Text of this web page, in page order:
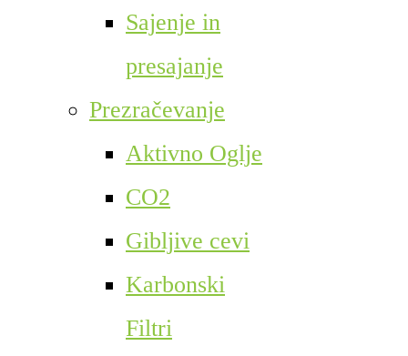
Sajenje in
presajanje
Prezračevanje
Aktivno Oglje
CO2
Gibljive cevi
Karbonski
Filtri